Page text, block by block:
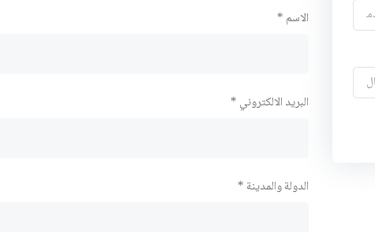
الاسم *
البريد الالكتروني *
الدولة والمدينة *